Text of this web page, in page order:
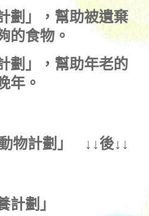
劃」
，幫助被遺棄
的食物。
劃」
，幫助年老的
年。
物計劃 」 ↓↓後↓↓
計劃」